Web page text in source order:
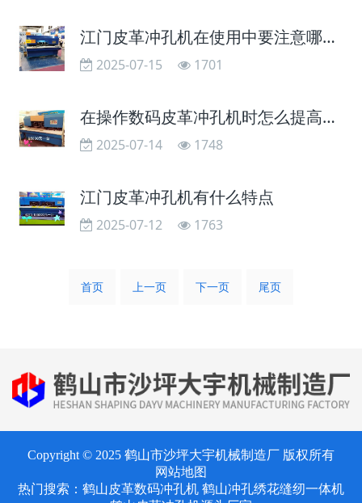
江门皮革冲孔机在使用中要注意哪些规范操作原则
2025-07-15 1701
在操作数码皮革冲孔机时怎么提高安全性？
2025-07-14 1748
江门皮革冲孔机有什么特点
2025-07-12 1763
首页 上一页 下一页 尾页
Copyright © 2025 鹤山市沙坪大宇机械制造厂 版权所有
网站地图
热门搜索： 鹤山皮革数码冲孔机 鹤山冲孔绣花缝纫一体机